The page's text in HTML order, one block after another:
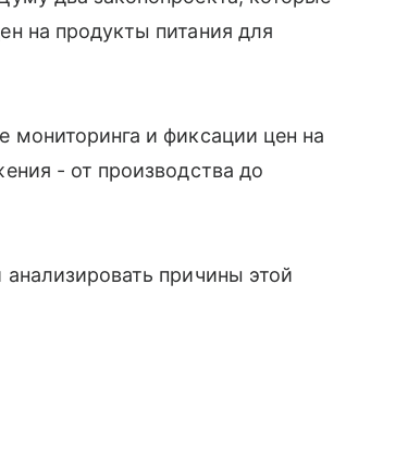
на продукты питания для
мониторинга и фиксации цен на
- от производства до
причины этой